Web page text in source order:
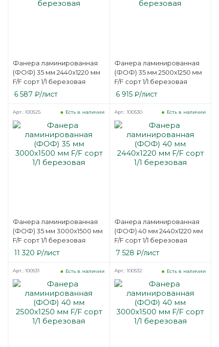
Фанера ламинированная
(ФОФ) 35 мм 2440х1220 мм
F/F сорт 1/1 березовая
6 587 ₽/лист
Фанера ламинированная
(ФОФ) 35 мм 2500х1250 мм
F/F сорт 1/1 березовая
6 915₽/лист
Фанера ламинированная
(ФОФ) 35 мм 3000х1500 мм
F/F сорт 1/1 березовая
Есть в наличии
Арт.: 100525
11 320 ₽/лист
Фанера ламинированная
(ФОФ) 40 мм 2440х1220 мм
F/F сорт 1/1 березовая
Есть в наличии
Арт.: 100530
7 528 ₽/лист
Есть в наличии
Арт.: 100531 Есть в наличии
Арт.: 100532